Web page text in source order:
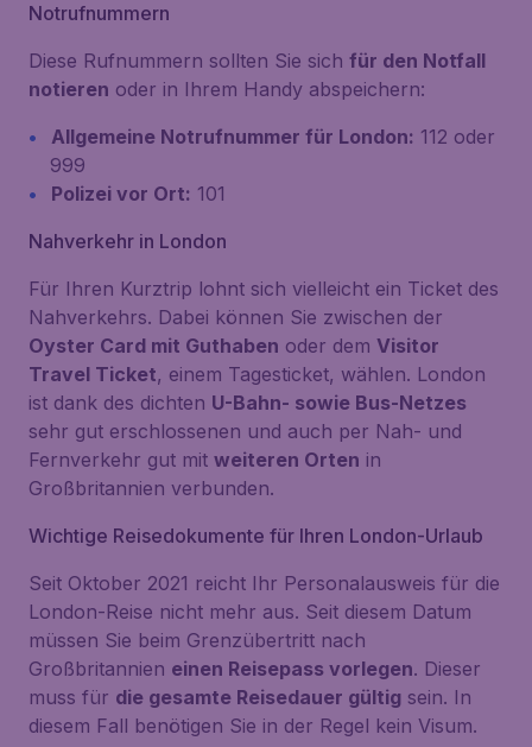
Notrufnummern
Diese Rufnummern sollten Sie sich für den Notfall
notieren oder in Ihrem Handy abspeichern:
Allgemeine Notrufnummer für London: 112 oder
999
Polizei vor Ort: 101
Nahverkehr in London
Für Ihren Kurztrip lohnt sich vielleicht ein Ticket des
Nahverkehrs. Dabei können Sie zwischen der
Oyster Card mit Guthaben oder dem Visitor
Travel Ticket, einem Tagesticket, wählen. London
ist dank des dichten U-Bahn- sowie Bus-Netzes
sehr gut erschlossenen und auch per Nah- und
Fernverkehr gut mit weiteren Orten in
Großbritannien verbunden.
Wichtige Reisedokumente für Ihren London-Urlaub
Seit Oktober 2021 reicht Ihr Personalausweis für die
London-Reise nicht mehr aus. Seit diesem Datum
müssen Sie beim Grenzübertritt nach
Großbritannien einen Reisepass vorlegen. Dieser
muss für die gesamte Reisedauer gültig sein. In
diesem Fall benötigen Sie in der Regel kein Visum.